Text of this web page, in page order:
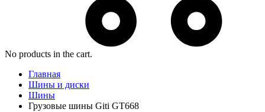
No products in the cart.
Главная
Шины и диски
Шины
Грузовые шины Giti GT668